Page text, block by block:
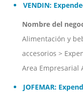
VENDIN:
Nombre del
Alimentación y
accesorios >
Area Empresarial
JOFEMAR: